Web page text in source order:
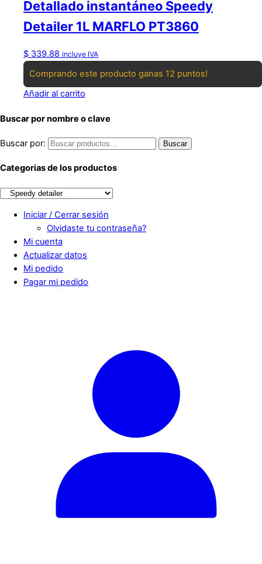
Detallado instantáneo Speedy
Detailer 1L MARFLO PT3860
$ 339.88 incluye IVA
Comprando este producto ganas 12 puntos!
Añadir al carrito
Buscar por nombre o clave
Buscar por: Buscar
Categorias de los productos
Iniciar / Cerrar sesión
Olvidaste tu contraseña?
Mi cuenta
Actualizar datos
Mi pedido
Pagar mi pedido